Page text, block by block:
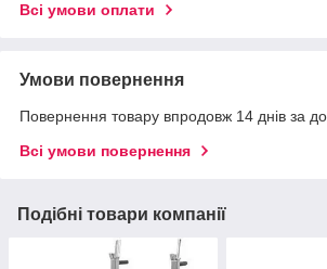
Всі умови оплати
Умови повернення
Повернення товару впродовж 14 днів за
Всі умови повернення
Подібні товари компанії